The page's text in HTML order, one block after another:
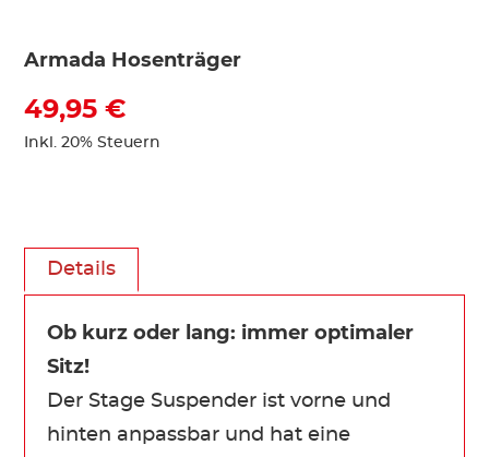
Armada Hosenträger
49,95 €
Inkl. 20% Steuern
Details
Ob kurz oder lang: immer optimaler
Sitz!
Der Stage Suspender ist vorne und
hinten anpassbar und hat eine